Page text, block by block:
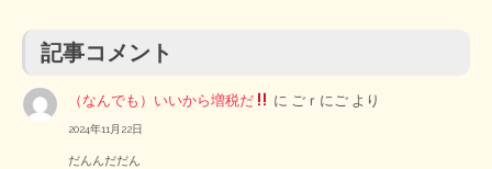
記事コメント
（なんでも）いいから増税だ に ごｒにご より
2024年11月22日
だんんだだん